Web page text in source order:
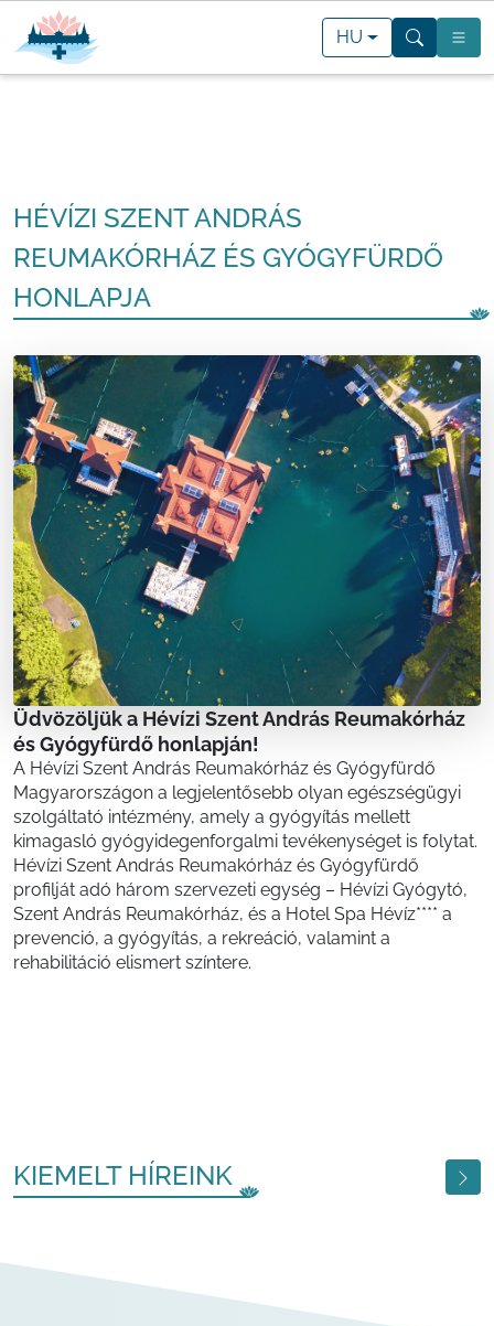
HU
HÉVÍZI SZENT ANDRÁS
REUMAKÓRHÁZ ÉS GYÓGYFÜRDŐ
HONLAPJA
Üdvözöljük a Hévízi Szent András Reumakórház
és Gyógyfürdő honlapján!
A Hévízi Szent András Reumakórház és Gyógyfürdő
Magyarországon a legjelentősebb olyan egészségügyi
szolgáltató intézmény, amely a gyógyítás mellett
kimagasló gyógyidegenforgalmi tevékenységet is folytat.
Hévízi Szent András Reumakórház és Gyógyfürdő
profilját adó három szervezeti egység – Hévízi Gyógytó,
Szent András Reumakórház, és a Hotel Spa Hévíz**** a
prevenció, a gyógyítás, a rekreáció, valamint a
rehabilitáció elismert színtere.
KIEMELT HÍREINK